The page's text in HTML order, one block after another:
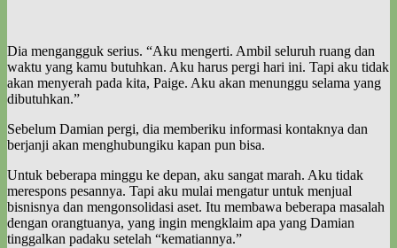
Dia mengangguk serius. “Aku mengerti. Ambil seluruh ruang dan
waktu yang kamu butuhkan. Aku harus pergi hari ini. Tapi aku tidak
akan menyerah pada kita, Paige. Aku akan menunggu selama yang
dibutuhkan.”
Sebelum Damian pergi, dia memberiku informasi kontaknya dan
berjanji akan menghubungiku kapan pun bisa.
Untuk beberapa minggu ke depan, aku sangat marah. Aku tidak
merespons pesannya. Tapi aku mulai mengatur untuk menjual
bisnisnya dan mengonsolidasi aset. Itu membawa beberapa masalah
dengan orangtuanya, yang ingin mengklaim apa yang Damian
tinggalkan padaku setelah “kematiannya.”